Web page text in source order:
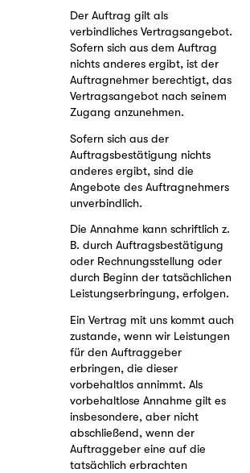
Der Auftrag gilt als
verbindliches Vertragsangebot.
Sofern sich aus dem Auftrag
nichts anderes ergibt, ist der
Auftragnehmer berechtigt, das
Vertragsangebot nach seinem
Zugang anzunehmen.
Sofern sich aus der
Auftragsbestätigung nichts
anderes ergibt, sind die
Angebote des Auftragnehmers
unverbindlich.
Die Annahme kann schriftlich z.
B. durch Auftragsbestätigung
oder Rechnungsstellung oder
durch Beginn der tatsächlichen
Leistungserbringung, erfolgen.
Ein Vertrag mit uns kommt auch
zustande, wenn wir Leistungen
für den Auftraggeber
erbringen, die dieser
vorbehaltlos annimmt. Als
vorbehaltlose Annahme gilt es
insbesondere, aber nicht
abschließend, wenn der
Auftraggeber eine auf die
tatsächlich erbrachten